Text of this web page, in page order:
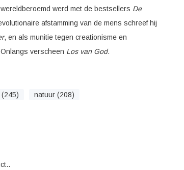
werd met de bestsellers De
afstamming van de mens schreef hij
, en als munitie tegen creationisme en
verscheen Los van God.
natuur (208)